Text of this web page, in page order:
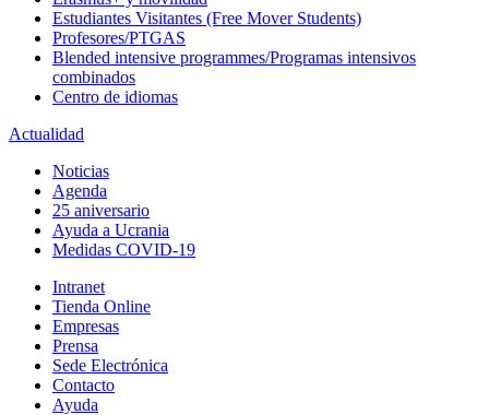
Estudiantes Visitantes (Free Mover Students)
Profesores/PTGAS
Blended intensive programmes/Programas intensivos
combinados
Centro de idiomas
Actualidad
Noticias
Agenda
25 aniversario
Ayuda a Ucrania
Medidas COVID-19
Intranet
Tienda Online
Empresas
Prensa
Sede Electrónica
Contacto
Ayuda